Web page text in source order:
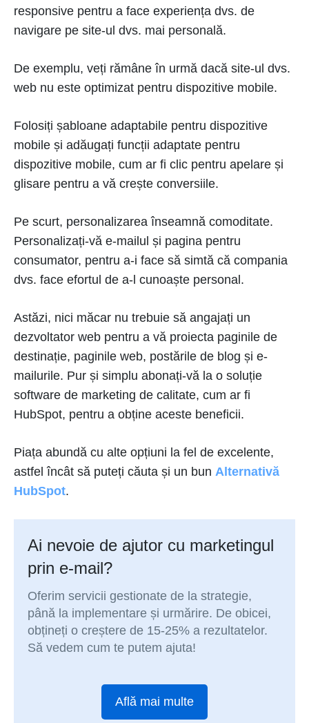
responsive pentru a face experiența dvs. de
navigare pe site-ul dvs. mai personală.
De exemplu, veți rămâne în urmă dacă site-ul dvs.
web nu este optimizat pentru dispozitive mobile.
Folosiți șabloane adaptabile pentru dispozitive
mobile și adăugați funcții adaptate pentru
dispozitive mobile, cum ar fi clic pentru apelare și
glisare pentru a vă crește conversiile.
Pe scurt, personalizarea înseamnă comoditate.
Personalizați-vă e-mailul și pagina pentru
consumator, pentru a-i face să simtă că compania
dvs. face efortul de a-l cunoaște personal.
Astăzi, nici măcar nu trebuie să angajați un
dezvoltator web pentru a vă proiecta paginile de
destinație, paginile web, postările de blog și e-
mailurile. Pur și simplu abonați-vă la o soluție
software de marketing de calitate, cum ar fi
HubSpot, pentru a obține aceste beneficii.
Piața abundă cu alte opțiuni la fel de excelente,
astfel încât să puteți căuta și un bun Alternativă
HubSpot.
Ai nevoie de ajutor cu marketingul
prin e-mail?
Oferim servicii gestionate de la strategie,
până la implementare și urmărire. De obicei,
obțineți o creștere de 15-25% a rezultatelor.
Să vedem cum te putem ajuta!
Află mai multe